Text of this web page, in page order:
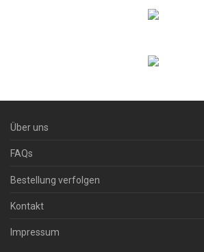
Über uns
FAQs
Bestellung verfolgen
Kontakt
Impressum